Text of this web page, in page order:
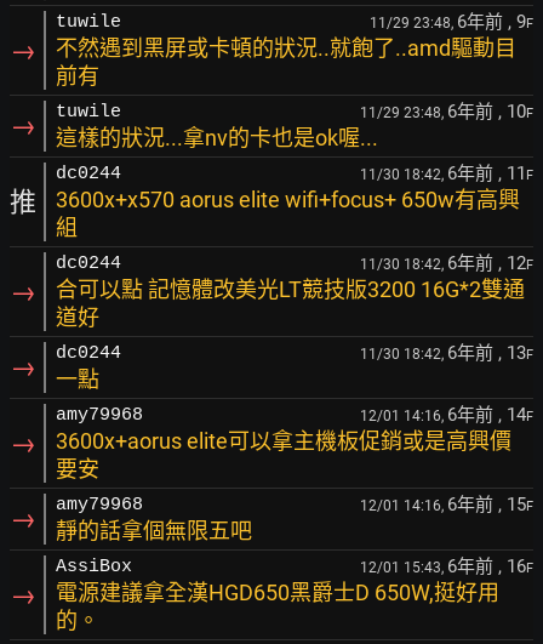
→
tuwile 11/29 23:48, 6年前 , 9F
不然遇到黑屏或卡頓的狀況..就飽了..amd驅動目
前有
→ tuwile 11/29 23:48, 6年前 , 10F
這樣的狀況...拿nv的卡也是ok喔...
推
dc0244 11/30 18:42, 6年前 , 11 F
3600x+x570 aorus elite wifi+focus+ 650w有高興
組
→
dc0244 11/30 18:42, 6年前 , 12F
合可以點 記憶體改美光LT競技版3200 16G*2雙通
道好
→ dc0244 11/30 18:42, 6年前 , 13F
一點
→
amy79968 12/01 14:16, 6年前 , 14F
3600x+aorus elite可以拿主機板促銷或是高興價
要安
→ amy79968 12/01 14:16, 6年前 , 15F
靜的話拿個無限五吧
→
AssiBox 12/01 15:43, 6年前 , 16F
電源建議拿全漢HGD650黑爵士D 650W,挺好用
的。